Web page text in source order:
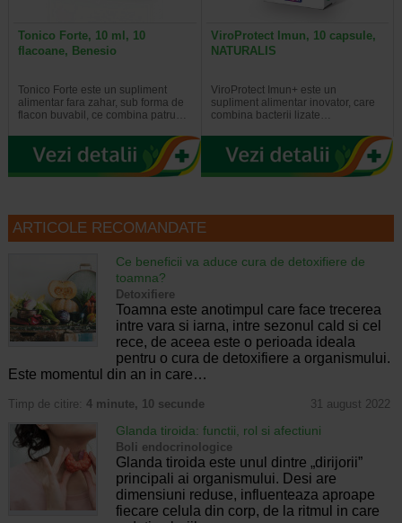
Tonico Forte, 10 ml, 10
flacoane, Benesio
Tonico Forte este un supliment
alimentar fara zahar, sub forma de
flacon buvabil, ce combina patru…
ViroProtect Imun, 10 capsule,
NATURALIS
ViroProtect Imun+ este un
supliment alimentar inovator, care
combina bacterii lizate…
ARTICOLE RECOMANDATE
Ce beneficii va aduce cura de detoxifiere de
toamna?
Detoxifiere
Toamna este anotimpul care face trecerea
intre vara si iarna, intre sezonul cald si cel
rece, de aceea este o perioada ideala
pentru o cura de detoxifiere a organismului.
Este momentul din an in care…
Timp de citire: 4 minute, 10 secunde 31 august 2022
Glanda tiroida: functii, rol si afectiuni
Boli endocrinologice
Glanda tiroida este unul dintre „dirijorii”
principali ai organismului. Desi are
dimensiuni reduse, influenteaza aproape
fiecare celula din corp, de la ritmul in care